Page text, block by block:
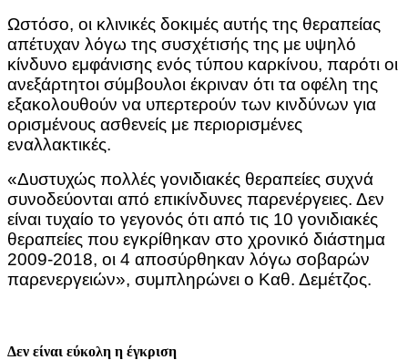
Ωστόσο, οι κλινικές δοκιμές αυτής της θεραπείας
απέτυχαν λόγω της συσχέτισής της με υψηλό
κίνδυνο εμφάνισης ενός τύπου καρκίνου, παρότι οι
ανεξάρτητοι σύμβουλοι έκριναν ότι τα οφέλη της
εξακολουθούν να υπερτερούν των κινδύνων για
ορισμένους ασθενείς με περιορισμένες
εναλλακτικές.
«Δυστυχώς πολλές γονιδιακές θεραπείες συχνά
συνοδεύονται από επικίνδυνες παρενέργειες. Δεν
είναι τυχαίο το γεγονός ότι από τις 10 γονιδιακές
θεραπείες που εγκρίθηκαν στο χρονικό διάστημα
2009-2018, οι 4 αποσύρθηκαν λόγω σοβαρών
παρενεργειών», συμπληρώνει ο Καθ. Δεμέτζος.
Δεν είναι εύκολη η έγκριση